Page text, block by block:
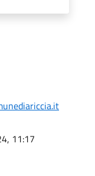
11:17